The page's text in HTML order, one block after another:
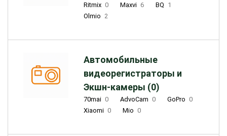
Ritmix 0 Maxvi 6 BQ 1
Olmio 2
Автомобильные
видеорегистраторы и
Экшн-камеры (0)
70mai 0 AdvoCam 0 GoPro 0
Xiaomi 0 Mio 0